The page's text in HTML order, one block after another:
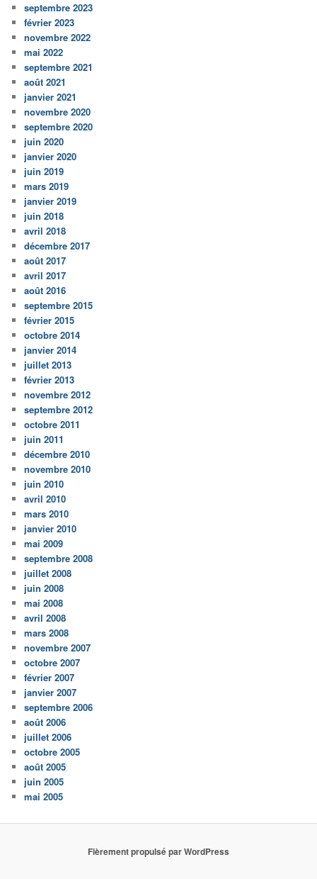
septembre 2023
février 2023
novembre 2022
mai 2022
septembre 2021
août 2021
janvier 2021
novembre 2020
septembre 2020
juin 2020
janvier 2020
juin 2019
mars 2019
janvier 2019
juin 2018
avril 2018
décembre 2017
août 2017
avril 2017
août 2016
septembre 2015
février 2015
octobre 2014
janvier 2014
juillet 2013
février 2013
novembre 2012
septembre 2012
octobre 2011
juin 2011
décembre 2010
novembre 2010
juin 2010
avril 2010
mars 2010
janvier 2010
mai 2009
septembre 2008
juillet 2008
juin 2008
mai 2008
avril 2008
mars 2008
novembre 2007
octobre 2007
février 2007
janvier 2007
septembre 2006
août 2006
juillet 2006
octobre 2005
août 2005
juin 2005
mai 2005
Fièrement propulsé par WordPress